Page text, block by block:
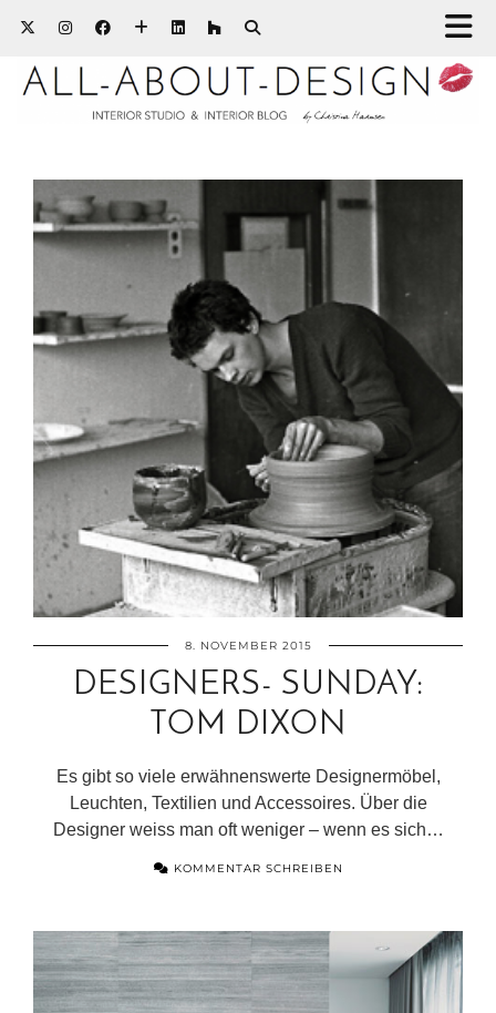
8. NOVEMBER 2015
DESIGNERS- SUNDAY:
TOM DIXON
Es gibt so viele erwähnenswerte Designermöbel,
Leuchten, Textilien und Accessoires. Über die
Designer weiss man oft weniger – wenn es sich…
KOMMENTAR SCHREIBEN